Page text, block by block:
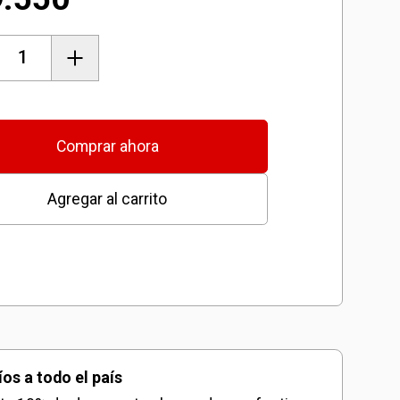
Comprar ahora
Agregar al carrito
a todo el país